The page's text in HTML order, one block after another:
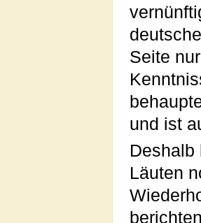
Seite
und ist
Deshalb
Läuten